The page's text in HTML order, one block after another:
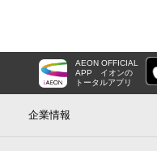
AEON OFFICIAL
APP
イオンの
トータルアプリ
企業情報